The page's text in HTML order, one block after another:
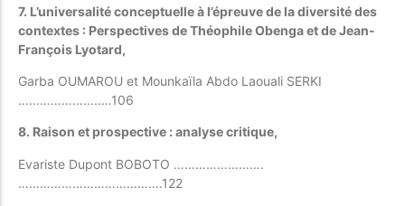
7. L’universalité conceptuelle à l’épreuve de la diversité des
contextes : Perspectives de Théophile Obenga et de Jean-
François Lyotard,
Garba OUMAROU et Mounkaïla Abdo Laouali SERKI
…………………..…106
8. Raison et prospective : analyse critique,
Evariste Dupont BOBOTO …………………….
………………………………….122